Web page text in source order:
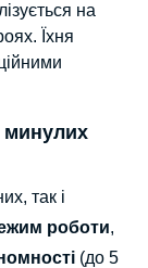
на
Їхня
так і
роботи,
(до 5